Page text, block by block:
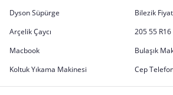
Dyson Süpürge
Bilezik
Arçelik Çaycı
205 55 R16
Macbook
Bulaşık
Koltuk Yıkama Makinesi
Cep